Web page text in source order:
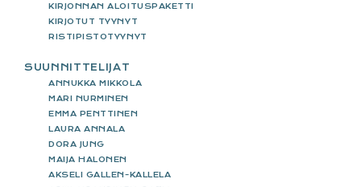
KIRJONNAN ALOITUSPAKETTI
KIRJOTUT TYYNYT
RISTIPISTOTYYNYT
SUUNNITTELIJAT
ANNUKKA MIKKOLA
MARI NURMINEN
EMMA PENTTINEN
LAURA ANNALA
DORA JUNG
MAIJA HALONEN
AKSELI GALLEN-KALLELA